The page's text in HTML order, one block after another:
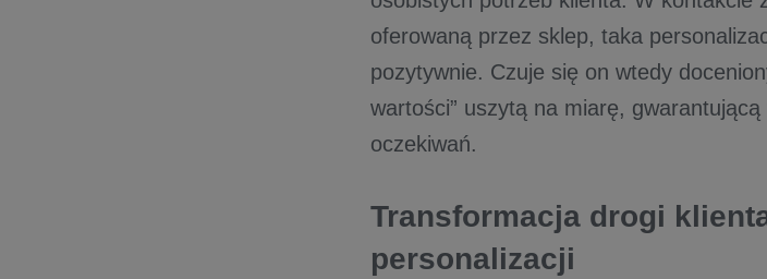
oferowaną przez sklep, taka
pozytywnie. Czuje się on wtedy
wartości” uszytą na miarę,
oczekiwań.
Transformacja drogi
personalizacji